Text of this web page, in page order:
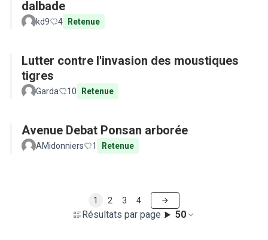
dalbade
kd9 4 Retenue
Lutter contre l'invasion des moustiques
tigres
Garda 10 Retenue
Avenue Debat Ponsan arborée
AMidonniers 1 Retenue
Résultats par page : 50
1 2 3 4